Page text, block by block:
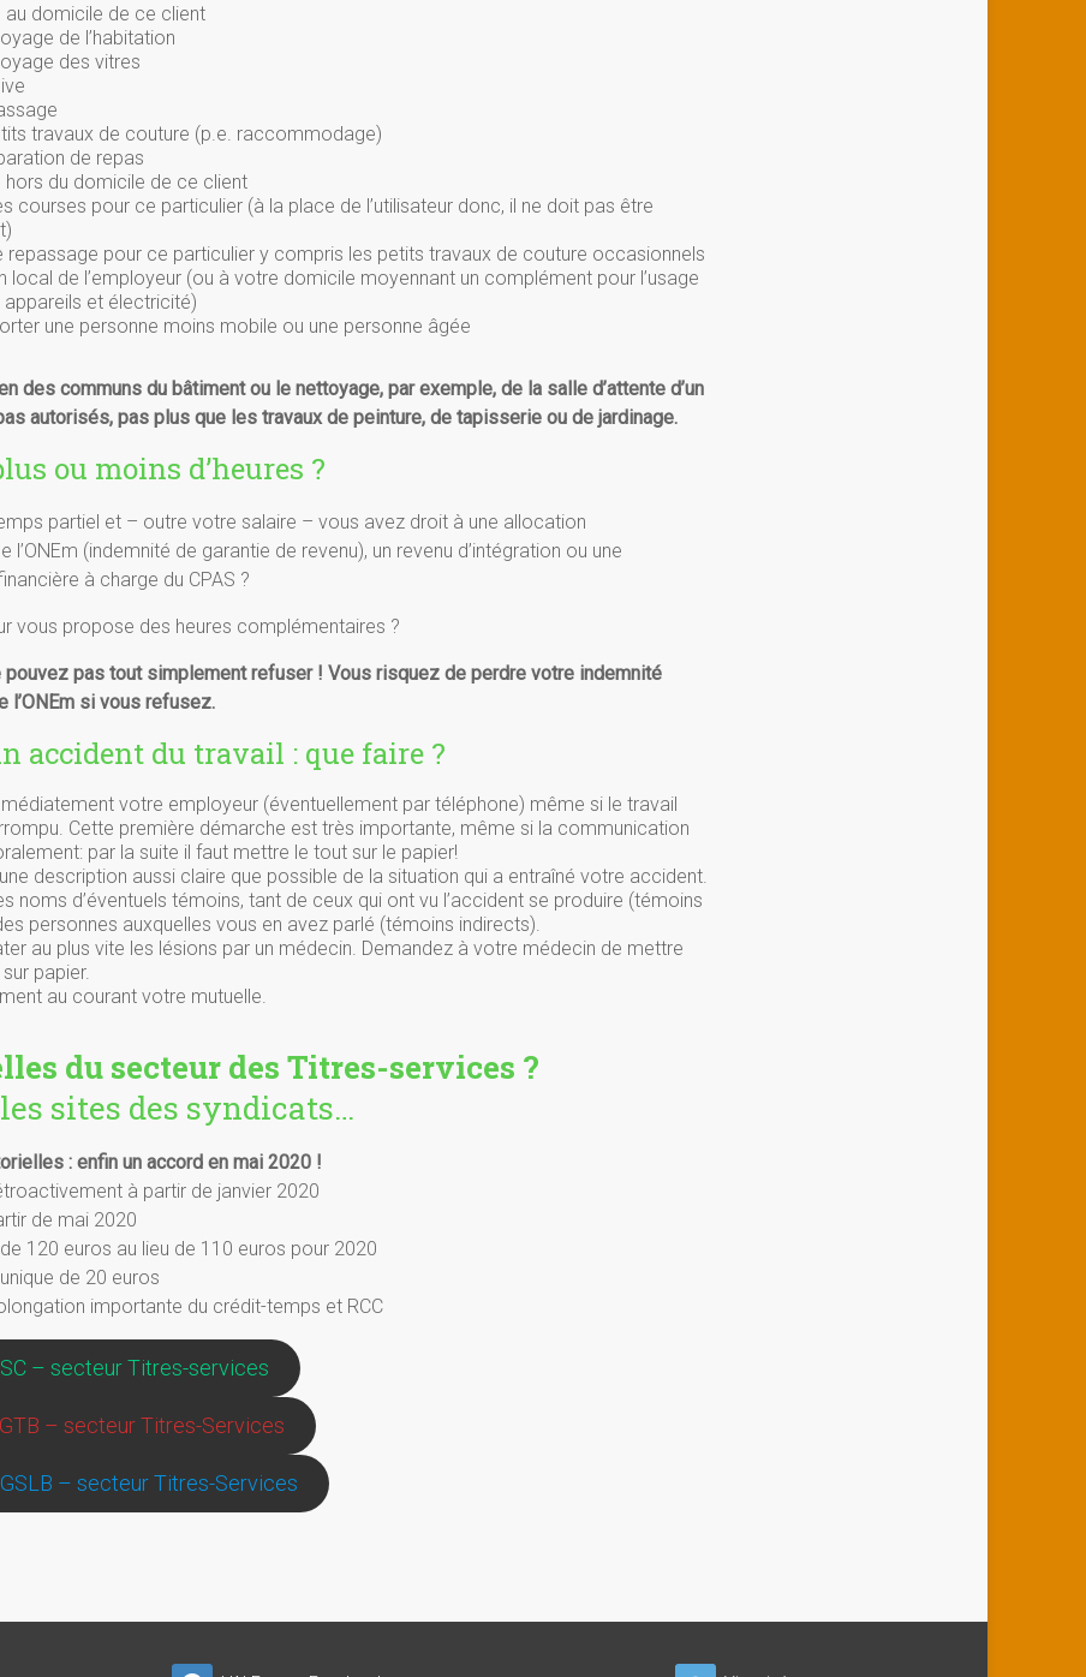
au domicile de ce client
de l’habitation
des vitres
travaux de couture (p.e. raccommodage)
de repas
hors du domicile de ce client
courses pour ce particulier (à la place de l’utilisateur donc, il ne doit pas être
repassage pour ce particulier y compris les petits travaux de couture occasionnels
local de l’employeur (ou à votre domicile moyennant un complément pour l’usage
appareils et électricité)
une personne moins mobile ou une personne âgée
des communs du bâtiment ou le nettoyage, par exemple, de la salle d’attente d’un
autorisés, pas plus que les travaux de peinture, de tapisserie ou de jardinage.
ou moins d’heures ?
partiel et – outre votre salaire – vous avez droit à une allocation
l’ONEm (indemnité de garantie de revenu), un revenu d’intégration ou une
à charge du CPAS ?
vous propose des heures complémentaires ?
pouvez pas tout simplement refuser ! Vous risquez de perdre votre indemnité
l’ONEm si vous refusez.
accident du travail : que faire ?
votre employeur (éventuellement par téléphone) même si le travail
Cette première démarche est très importante, même si la communication
par la suite il faut mettre le tout sur le papier!
description aussi claire que possible de la situation qui a entraîné votre accident.
noms d’éventuels témoins, tant de ceux qui ont vu l’accident se produire (témoins
personnes auxquelles vous en avez parlé (témoins indirects).
au plus vite les lésions par un médecin. Demandez à votre médecin de mettre
papier.
au courant votre mutuelle.
du secteur des Titres-services ?
sites des syndicats…
: enfin un accord en mai 2020 !
à partir de janvier 2020
de mai 2020
120 euros au lieu de 110 euros pour 2020
de 20 euros
importante du crédit-temps et RCC
– secteur Titres-services
– secteur Titres-Services
– secteur Titres-Services